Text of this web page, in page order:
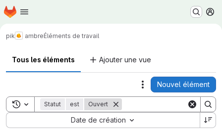
Passer au contenu principal
Page d'accueil
pik ambreÉléments de travail
Tous les éléments Ajouter une vue
Actions
Nouvel élément
Toggle search history
Statut est Ouvert
Date de création
Sort by: